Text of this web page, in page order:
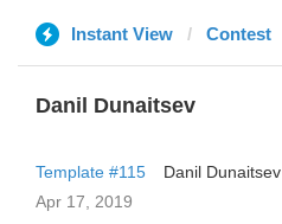
Instant View Contest
Danil Dunaitsev
Template #115
Danil Dunaitsev
Apr 17, 2019